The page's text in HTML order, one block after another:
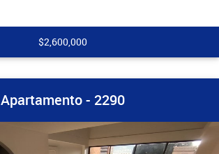
$2,600,000
Apartamento - 2290